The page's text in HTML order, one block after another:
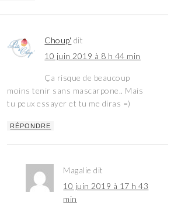
Choup' dit
10 juin 2019 à 8 h 44 min
Ça risque de beaucoup
moins tenir sans mascarpone.. Mais
tu peux essayer et tu me diras =)
RÉPONDRE
Magalie dit
10 juin 2019 à 17 h 43
min